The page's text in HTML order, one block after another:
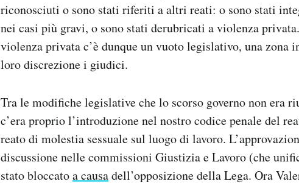
riconosciuti o sono stati riferiti a altri reati: o sono stati
nei casi più gravi, o sono stati derubricati a violenza
violenza privata c’è dunque un vuoto legislativo, una zona
loro discrezione i giudici.
Tra le modifiche legislative che lo scorso governo non era
c’era proprio l’introduzione nel nostro codice penale del
reato di molestia sessuale sul luogo di lavoro.
discussione nelle commissioni Giustizia e Lavoro (che
stato bloccatoa causadell’opposizione della Lega. Ora